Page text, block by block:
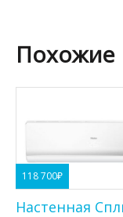
Похожие
118 700₽
Настенная